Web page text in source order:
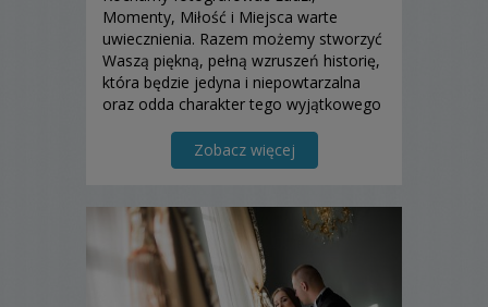
Momenty, Miłość i Miejsca warte
uwiecznienia. Razem możemy stworzyć
Waszą piękną, pełną wzruszeń historię,
która będzie jedyna i niepowtarzalna
oraz odda charakter tego wyjątkowego
Zobacz więcej